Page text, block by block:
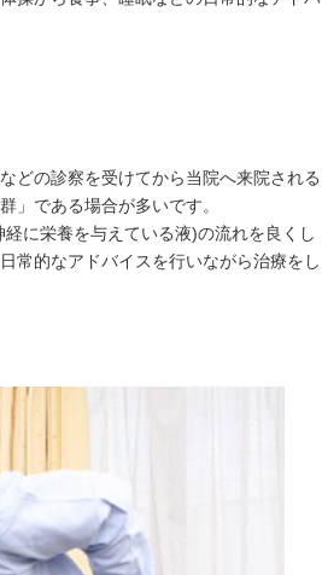
どの診察を受けてから当院へ来院される
」である場合が多いです。
に栄養を与えている液)の流れを良くし
常的なアドバイスを行いながら治療をし